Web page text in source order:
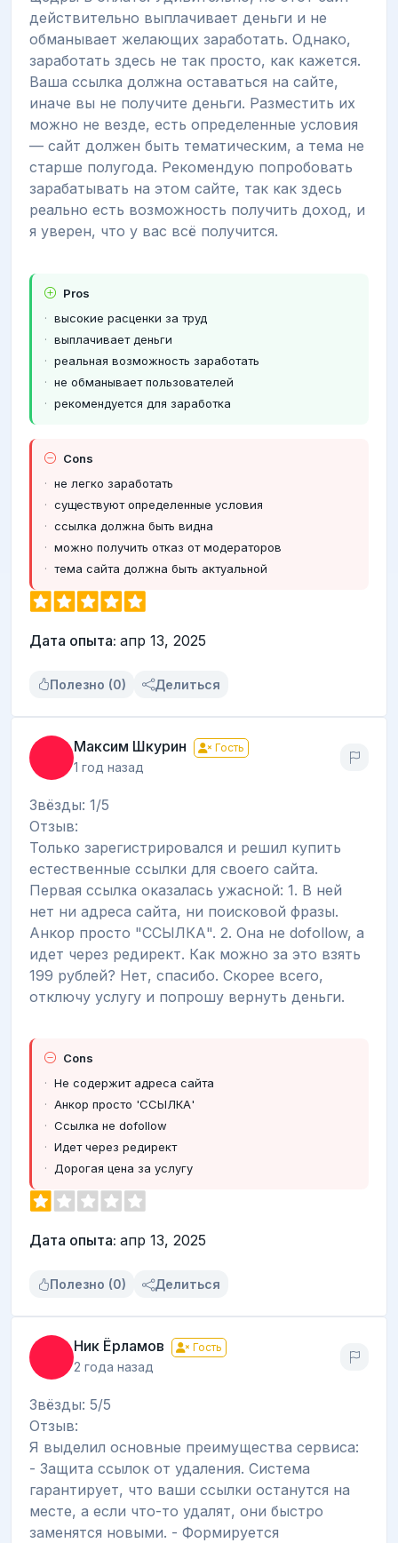
действительно выплачивает деньги и не
обманывает желающих заработать. Однако,
заработать здесь не так просто, как кажется.
Ваша ссылка должна оставаться на сайте,
иначе вы не получите деньги. Разместить их
можно не везде, есть определенные условия
— сайт должен быть тематическим, а тема не
старше полугода. Рекомендую попробовать
зарабатывать на этом сайте, так как здесь
реально есть возможность получить доход, и
я уверен, что у вас всё получится.
Pros
высокие расценки за труд
выплачивает деньги
реальная возможность заработать
не обманывает пользователей
рекомендуется для заработка
Cons
не легко заработать
существуют определенные условия
ссылка должна быть видна
можно получить отказ от модераторов
тема сайта должна быть актуальной
Дата опыта: апр 13, 2025
Полезно (0) Делиться
Максим Шкурин Гость
1 год назад
Звёзды: 1/5
Отзыв:
Только зарегистрировался и решил купить
естественные ссылки для своего сайта.
Первая ссылка оказалась ужасной: 1. В ней
нет ни адреса сайта, ни поисковой фразы.
Анкор просто "ССЫЛКА". 2. Она не dofollow, а
идет через редирект. Как можно за это взять
199 рублей? Нет, спасибо. Скорее всего,
отключу услугу и попрошу вернуть деньги.
Cons
Не содержит адреса сайта
Анкор просто 'ССЫЛКА'
Ссылка не dofollow
Идет через редирект
Дорогая цена за услугу
Дата опыта: апр 13, 2025
Полезно (0) Делиться
Ник Ёрламов Гость
2 года назад
Звёзды: 5/5
Отзыв:
Я выделил основные преимущества сервиса:
- Защита ссылок от удаления. Система
гарантирует, что ваши ссылки останутся на
месте, а если что-то удалят, они быстро
заменятся новыми. - Формируется